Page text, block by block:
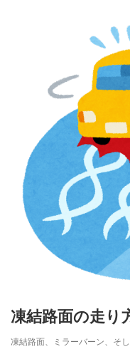
凍結路面の走り
凍結路面、ミラーバーン、そ